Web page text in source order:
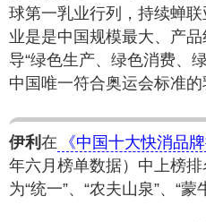
球第一乳业行列，持续蝉
业是是中国规模最大、产
导“绿色生产、绿色消费、
中国唯一符合奥运会标准的
伊利 在 《中国十大快消品
年六月榜单数据）中上榜排
为“统一”、“农夫山泉”、“蒙